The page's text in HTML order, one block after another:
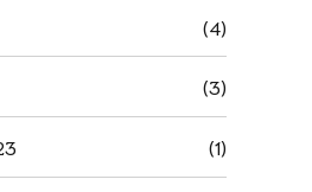
(4)
(3)
(1)